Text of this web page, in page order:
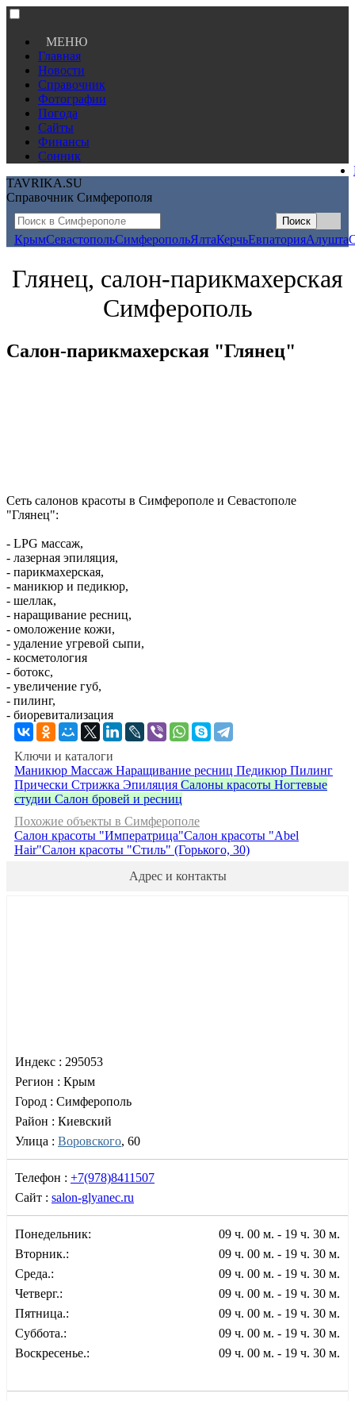
МЕНЮ
Главная
Новости
Справочник
Фотографии
Погода
Сайты
Финансы
Сонник
TAVRIKA.SU
Справочник Симферополя
КрымСевастопольСимферопольЯлтаКерчьЕвпаторияАлушта
Глянец, салон-парикмахерская
Симферополь
Салон-парикмахерская "Глянец"
Сеть салонов красоты в Симферополе и Севастополе
"Глянец":
- LPG массаж,
- лазерная эпиляция,
- парикмахерская,
- маникюр и педикюр,
- шеллак,
- наращивание ресниц,
- омоложение кожи,
- удаление угревой сыпи,
- косметология
- ботокс,
- увеличение губ,
- пилинг,
- биоревитализация
Ключи и каталоги
Маникюр Массаж Наращивание ресниц Педикюр Пилинг
Прически Стрижка Эпиляция Салоны красоты Ногтевые
студии Салон бровей и ресниц
Похожие объекты в Симферополе
Салон красоты "Императрица"Салон красоты "Abel
Hair"Салон красоты "Стиль" (Горького, 30)
Адрес и контакты
Индекс : 295053
Регион : Крым
Город : Симферополь
Район : Киевский
Улица : Воровского, 60
Телефон : +7(978)8411507
Сайт : salon-glyanec.ru
Понедельник:
09 ч. 00 м. - 19 ч. 30 м.
Вторник.:
09 ч. 00 м. - 19 ч. 30 м.
Среда.:
09 ч. 00 м. - 19 ч. 30 м.
Четверг.:
09 ч. 00 м. - 19 ч. 30 м.
Пятница.:
09 ч. 00 м. - 19 ч. 30 м.
Суббота.:
09 ч. 00 м. - 19 ч. 30 м.
Воскресенье.:
09 ч. 00 м. - 19 ч. 30 м.